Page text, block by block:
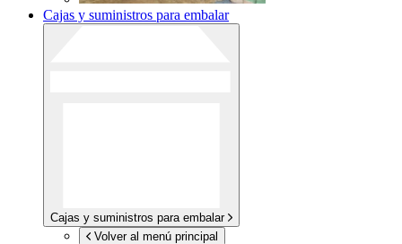
Cajas y suministros para embalar
Cajas y suministros para embalar
Volver al menú principal